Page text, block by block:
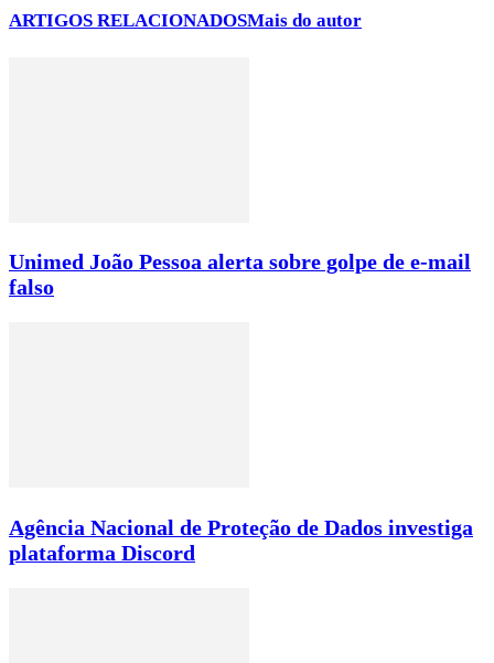
ARTIGOS RELACIONADOSMais do autor
Unimed João Pessoa alerta sobre golpe de e-mail
falso
Agência Nacional de Proteção de Dados investiga
plataforma Discord